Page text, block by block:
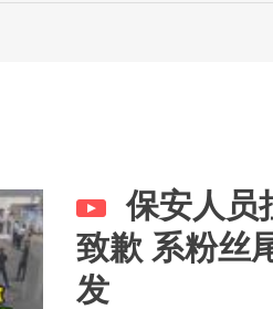
保安人员
致歉 系粉丝
发